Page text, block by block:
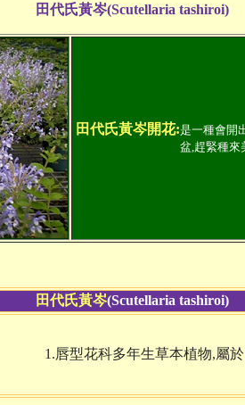
田代氏黃岑(Scutellaria tashiroi)
田代氏黃岑開花:是一種會開
盆,趕緊種來
田代氏黃岑(Scutellaria tashiroi)
1.唇型花科多年生草本植物,屬